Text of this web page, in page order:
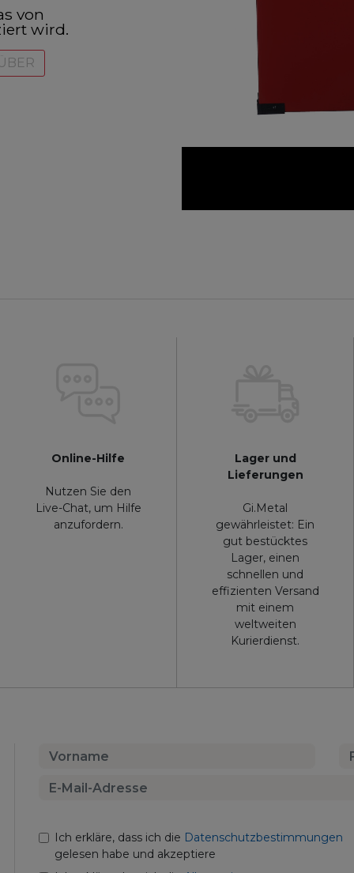
von
wird.
Online-Hilfe
Nutzen Sie den
Live-Chat, um Hilfe
anzufordern.
Lager und
Lieferungen
Gi.Metal
gewährleistet: Ein
gut bestücktes
Lager, einen
schnellen und
effizienten Versand
mit einem
weltweiten
Kurierdienst.
Ich erkläre, dass ich die Datenschutzbestimmungen
gelesen habe und akzeptiere